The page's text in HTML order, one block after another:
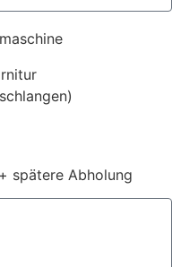
spätere Abholung